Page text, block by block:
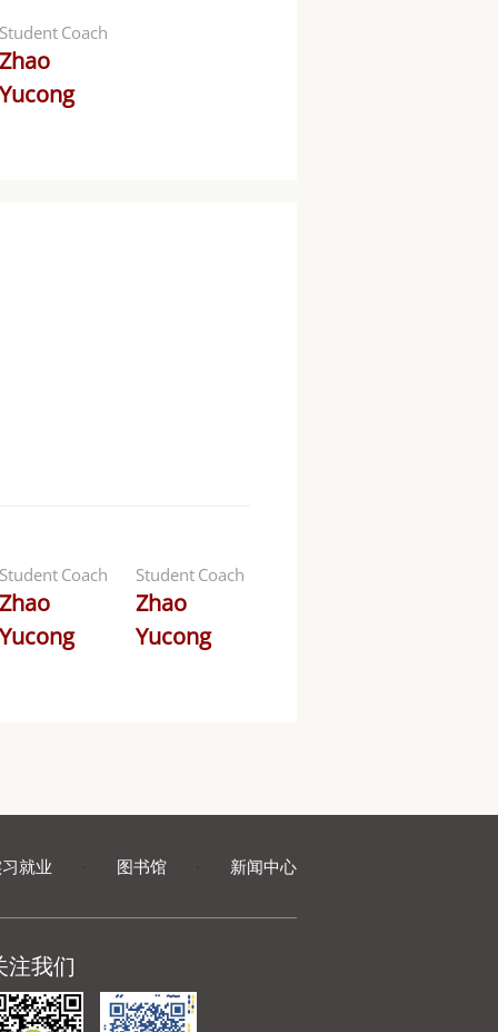
Coach
Coach Student Coach
Zhao
Yucong
就业 图书馆 新闻中心
注我们